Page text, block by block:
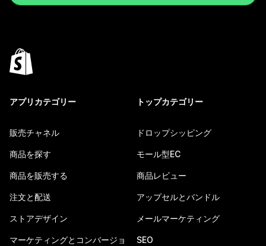
アプリカテゴリー
販売チャネル
商品を探す
商品を販売する
注文と配送
ストアデザイン
マーケティングとコンバージョ
トップカテゴリー
ドロップシッピング
モール型EC
商品レビュー
アップセルとバンドル
メールマーケティング
SEO